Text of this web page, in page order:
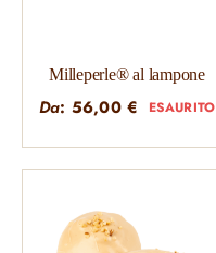
Milleperle® al lampone
Da: 56,00€ ESAURITO